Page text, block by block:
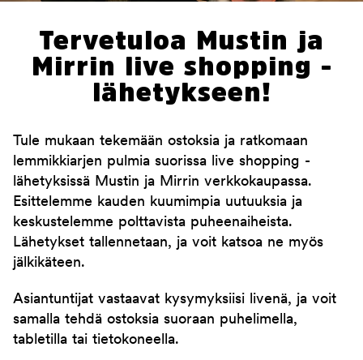
Tervetuloa Mustin ja
Mirrin live shopping -
lähetykseen!
Tule mukaan tekemään ostoksia ja ratkomaan
lemmikkiarjen pulmia suorissa live shopping -
lähetyksissä Mustin ja Mirrin verkkokaupassa.
Esittelemme kauden kuumimpia uutuuksia ja
keskustelemme polttavista puheenaiheista.
Lähetykset tallennetaan, ja voit katsoa ne myös
jälkikäteen.
Asiantuntijat vastaavat kysymyksiisi livenä, ja voit
samalla tehdä ostoksia suoraan puhelimella,
tabletilla tai tietokoneella.